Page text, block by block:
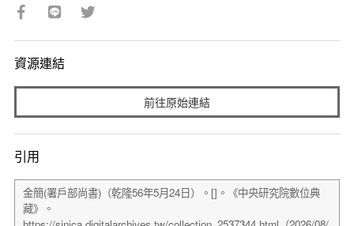
資源連結
前往原始連結
引用